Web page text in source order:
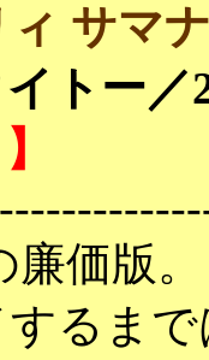
ィ サマ
トー／
価版。
るまで